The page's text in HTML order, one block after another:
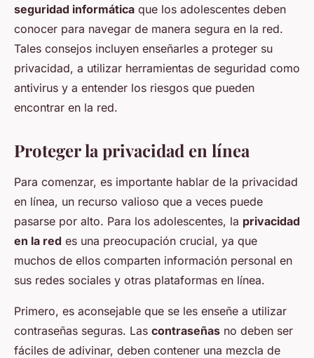
seguridad informática que los adolescentes deben
conocer para navegar de manera segura en la red.
Tales consejos incluyen enseñarles a proteger su
privacidad, a utilizar herramientas de seguridad como
antivirus y a entender los riesgos que pueden
encontrar en la red.
Proteger la privacidad en línea
Para comenzar, es importante hablar de la privacidad
en línea, un recurso valioso que a veces puede
pasarse por alto. Para los adolescentes, la privacidad
en la red es una preocupación crucial, ya que
muchos de ellos comparten información personal en
sus redes sociales y otras plataformas en línea.
Primero, es aconsejable que se les enseñe a utilizar
contraseñas seguras. Las contraseñas no deben ser
fáciles de adivinar, deben contener una mezcla de